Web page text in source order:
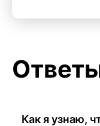
Как я узнаю,